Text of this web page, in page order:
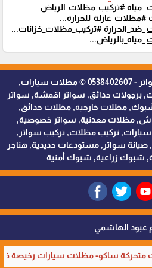
متحركة ساكو- مظلات سيارات رخيصة في
_مياه #تركيب_مظلات_الرياض
#مظلات_عازلة_للحرارة...
_ضد_الحرارة #تركيب_مظلات_خزانات...
_مياه_بالرياض...
ظلال التميز للمظلات والسواتر - 0538402607 © مظلات سيارات,
حدائق, سواتر اقمشة, سواتر
مظلات خارجية, مظلات حدائق,
مظلات معدنية, سواتر خصوصية,
تركيب مظلات, تركيب سواتر,
سواتر, مستودعات حديدية, هناجر
شبوك زراعية, شبوك أمنية
عبود الهاشمي